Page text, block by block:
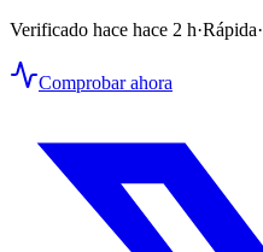
Verificado hace hace 2 h·Rápida·
Comprobar ahora